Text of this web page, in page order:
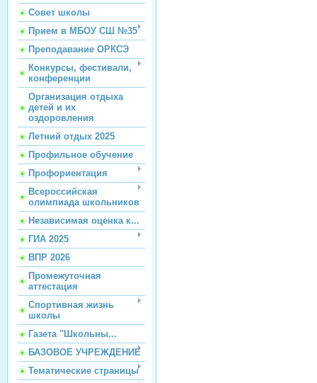
Совет школы
Прием в МБОУ СШ №35
Преподавание ОРКСЭ
Конкурсы, фестивали,
конференции
Организация отдыха
детей и их
оздоровления
Летний отдых 2025
Профильное обучение
Профориентация
Всероссийская
олимпиада школьников
Независимая оценка к...
ГИА 2025
ВПР 2026
Промежуточная
аттестация
Спортивная жизнь
школы
Газета "Школьны...
БАЗОВОЕ УЧРЕЖДЕНИЕ
Тематические страницы